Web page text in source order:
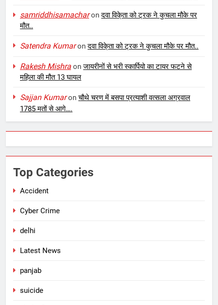
samriddhisamacharonदवा विके्ता को ट्रक ने कुचला मौके पर
मौत..
Satendra Kumaronदवा विके्ता को ट्रक ने कुचला मौके पर मौत..
Rakesh Mishra onजायरीनों से भरी स्कार्पियो का टायर फटने से
महिला की मौत 13 घायल
Sajjan Kumaronचौथे चरण में बसपा प्रत्याशी वत्सला अग्रवाल
1785 मतों से आगे….
Top Categories
Accident
Cyber Crime
delhi
Latest News
panjab
suicide